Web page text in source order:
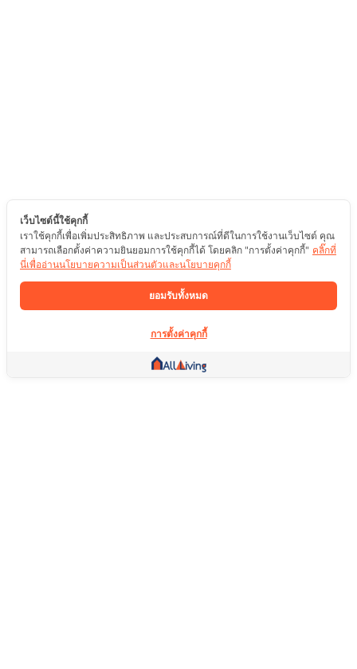
เว็บไซต์นี้ใช้คุกกี้
เราใช้คุกกี้เพื่อเพิ่มประสิทธิภาพ และประสบการณ์ที่ดีในการใช้งานเว็บไซต์ คุณ
สามารถเลือกตั้งค่าความยินยอมการใช้คุกกี้ได้ โดยคลิก "การตั้งค่าคุกกี้" คลิ๊กที่
นี่เพื่ออ่านนโยบายความเป็นส่วนตัวและนโยบายคุกกี้
ยอมรับทั้งหมด
การตั้งค่าคุกกี้